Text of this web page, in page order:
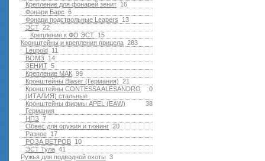
16
Крепление для фонарей зенит
6
Фонари Барс
13
Фонари подствольные Leapers
22
ЭСТ
15
Крепление к ФО ЭСТ
283
Кронштейны и крепления прицела
11
Leupold
14
ВОМЗ
5
ЗЕНИТ
99
Крепление МАК
21
Кронштейны Blaser (Германия)
0
Кронштейны CONTESSA ALESANDRO
(ИТАЛИЯ) стальные
38
Кронштейны фирмы APEL (EAW)
Германия
7
НПЗ
20
Обвес для оружия и тюнинг
17
Разное
10
РОЗА ВЕТРОВ
41
ЭСТ Тула
3
Ружья для подводной оxоты